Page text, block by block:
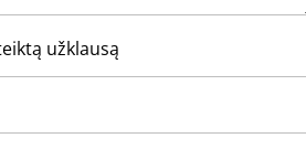
užklausą